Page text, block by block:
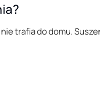
trafia do domu.